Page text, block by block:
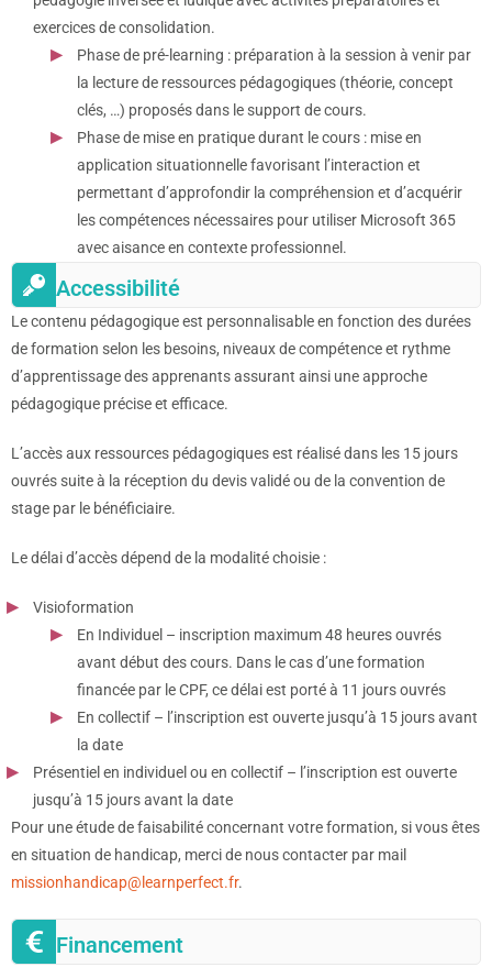
exercices de consolidation.
Phase de pré-learning : préparation à la session à venir par
la lecture de ressources pédagogiques (théorie, concept
clés, …) proposés dans le support de cours.
Phase de mise en pratique durant le cours : mise en
application situationnelle favorisant l’interaction et
permettant d’approfondir la compréhension et d’acquérir
les compétences nécessaires pour utiliser Microsoft 365
avec aisance en contexte professionnel.
Accessibilité
Le contenu pédagogique est personnalisable en fonction des durées
de formation selon les besoins, niveaux de compétence et rythme
d’apprentissage des apprenants assurant ainsi une approche
pédagogique précise et efficace.
L’accès aux ressources pédagogiques est réalisé dans les 15 jours
ouvrés suite à la réception du devis validé ou de la convention de
stage par le bénéficiaire.
Le délai d’accès dépend de la modalité choisie :
Visioformation
En Individuel – inscription maximum 48 heures ouvrés
avant début des cours. Dans le cas d’une formation
financée par le CPF, ce délai est porté à 11 jours ouvrés
En collectif – l’inscription est ouverte jusqu’à 15 jours avant
la date
Présentiel en individuel ou en collectif – l’inscription est ouverte
jusqu’à 15 jours avant la date
Pour une étude de faisabilité concernant votre formation, si vous êtes
en situation de handicap, merci de nous contacter par mail
missionhandicap@learnperfect.fr.
Financement